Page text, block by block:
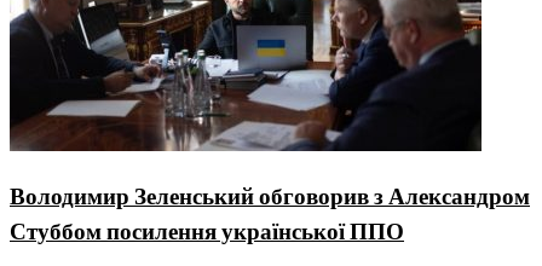
Володимир Зеленський обговорив з Александром
Стуббом посилення української ППО